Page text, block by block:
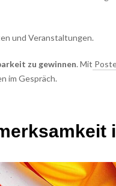
und Veranstaltungen.
zu gewinnen. Mit
im Gespräch.